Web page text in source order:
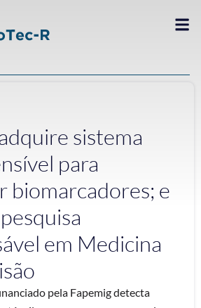
sistema
para
biomarcadores; e
em Medicina
pela Fapemig detecta